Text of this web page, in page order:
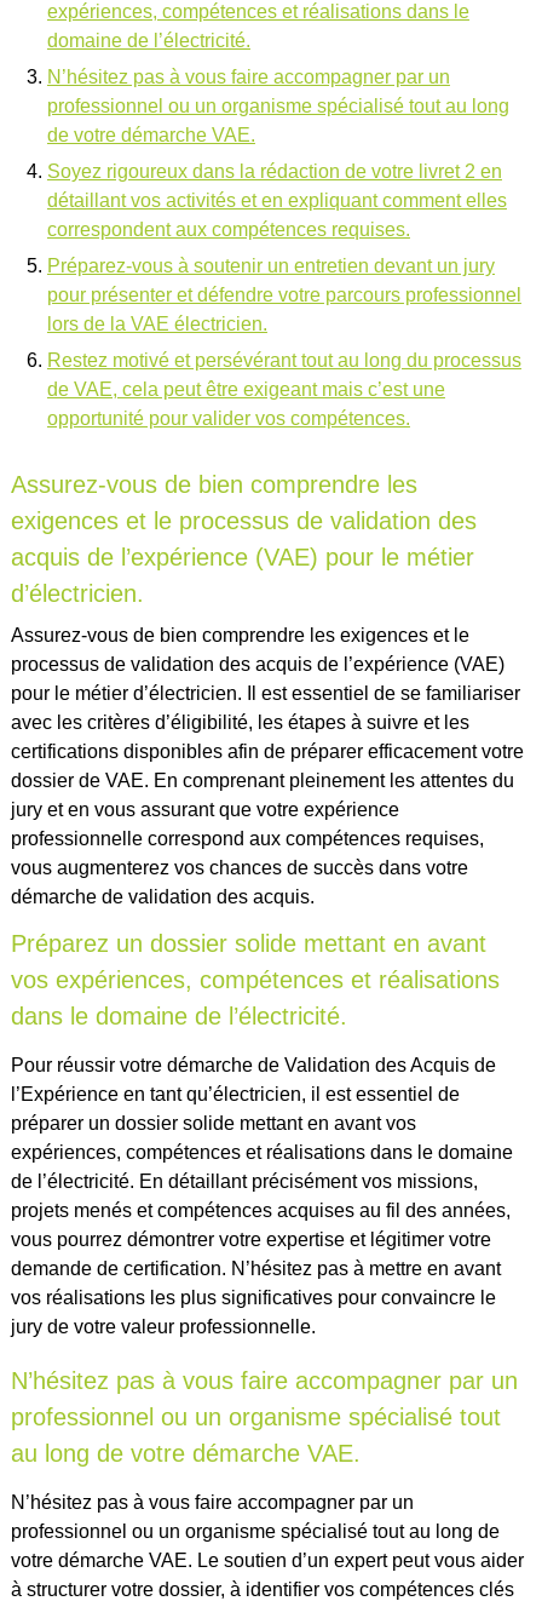
expériences, compétences et réalisations dans le
domaine de l’électricité.
N’hésitez pas à vous faire accompagner par un
professionnel ou un organisme spécialisé tout au long
de votre démarche VAE.
Soyez rigoureux dans la rédaction de votre livret 2 en
détaillant vos activités et en expliquant comment elles
correspondent aux compétences requises.
Préparez-vous à soutenir un entretien devant un jury
pour présenter et défendre votre parcours professionnel
lors de la VAE électricien.
Restez motivé et persévérant tout au long du processus
de VAE, cela peut être exigeant mais c’est une
opportunité pour valider vos compétences.
Assurez-vous de bien comprendre les
exigences et le processus de validation des
acquis de l’expérience (VAE) pour le métier
d’électricien.
Assurez-vous de bien comprendre les exigences et le
processus de validation des acquis de l’expérience (VAE)
pour le métier d’électricien. Il est essentiel de se familiariser
avec les critères d’éligibilité, les étapes à suivre et les
certifications disponibles afin de préparer efficacement votre
dossier de VAE. En comprenant pleinement les attentes du
jury et en vous assurant que votre expérience
professionnelle correspond aux compétences requises,
vous augmenterez vos chances de succès dans votre
démarche de validation des acquis.
Préparez un dossier solide mettant en avant
vos expériences, compétences et réalisations
dans le domaine de l’électricité.
Pour réussir votre démarche de Validation des Acquis de
l’Expérience en tant qu’électricien, il est essentiel de
préparer un dossier solide mettant en avant vos
expériences, compétences et réalisations dans le domaine
de l’électricité. En détaillant précisément vos missions,
projets menés et compétences acquises au fil des années,
vous pourrez démontrer votre expertise et légitimer votre
demande de certification. N’hésitez pas à mettre en avant
vos réalisations les plus significatives pour convaincre le
jury de votre valeur professionnelle.
N’hésitez pas à vous faire accompagner par un
professionnel ou un organisme spécialisé tout
au long de votre démarche VAE.
N’hésitez pas à vous faire accompagner par un
professionnel ou un organisme spécialisé tout au long de
votre démarche VAE. Le soutien d’un expert peut vous aider
à structurer votre dossier, à identifier vos compétences clés